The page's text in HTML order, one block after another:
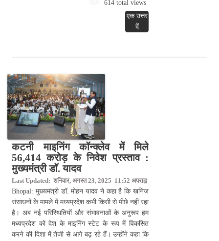
614 total views
एक उत्तर
दें
कटनी माइनिंग कॉन्क्लेव में मिले
56,414 करोड़ के निवेश प्रस्ताव :
मुख्यमंत्री डॉ. यादव
Last Updated: शनिवार, अगस्त 23, 2025 11:52 अपराह्न
Bhopal: मुख्यमंत्री डॉ. मोहन यादव ने कहा है कि खनिज
संसाधनों के मामले में मध्यप्रदेश कभी किसी से पीछे नहीं रहा
है। अब नई परिस्थितियों और संभावनाओं के अनुरूप हम
मध्यप्रदेश को देश के माइनिंग स्टेट के रूप में विकसित
करने की दिशा में तेजी से आगे बढ़ रहे हैं। उन्होंने कहा कि